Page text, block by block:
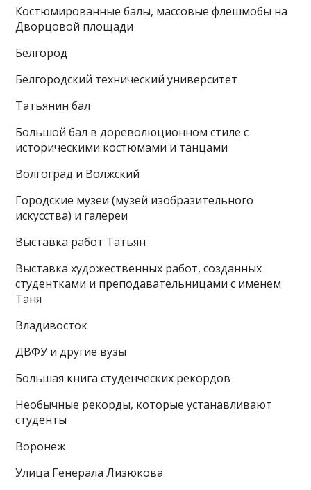
Костюмированные балы, массовые флешмобы на
Дворцовой площади
Белгород
Белгородский технический университет
Татьянин бал
Большой бал в дореволюционном стиле с
историческими костюмами и танцами
Волгоград и Волжский
Городские музеи (музей изобразительного
искусства) и галереи
Выставка работ Татьян
Выставка художественных работ, созданных
студентками и преподавательницами с именем
Таня
Владивосток
ДВФУ и другие вузы
Большая книга студенческих рекордов
Необычные рекорды, которые устанавливают
студенты
Воронеж
Улица Генерала Лизюкова